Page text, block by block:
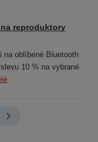
na reproduktory
na oblíbené Bluetooth
10 % na vybrané